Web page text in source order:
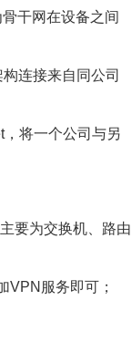
干网在设备之间
连接来自同公司
，将一个公司与另
要为交换机、路由
VPN服务即可；